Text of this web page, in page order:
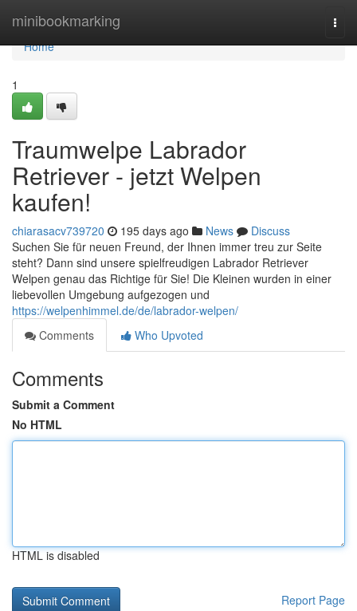
minibookmarking
Home
Home
1
Traumwelpe Labrador
Retriever - jetzt Welpen
kaufen!
chiarasacv739720 195 days ago News
Discuss
Suchen Sie für neuen Freund, der Ihnen immer treu zur Seite
steht? Dann sind unsere spielfreudigen Labrador Retriever
Welpen genau das Richtige für Sie! Die Kleinen wurden in einer
liebevollen Umgebung aufgezogen und
https://welpenhimmel.de/de/labrador-welpen/
Comments
Who Upvoted
Comments
Submit a Comment
No HTML
HTML is disabled
Report Page